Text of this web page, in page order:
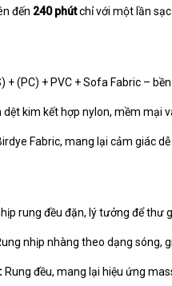
đến 240 phútchỉ với một lần sạc
+ (PC) + PVC + Sofa Fabric –
kim kết hợp nylon, mềm mại
Fabric, mang lại cảm giác
rung đều đặn, lý tưởng để thư
nhịp nhàng theo dạng sóng,
Rung đều, mang lại hiệu ứng